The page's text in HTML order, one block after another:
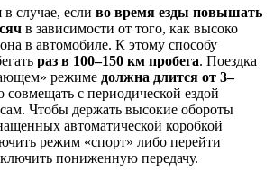
случае, если во время езды повышать
в зависимости от того, как высоко
в автомобиле. К этому способу
раз в 100–150 км пробега. Поездка
режиме должна длится от 3–
с периодической ездой
Чтобы держать высокие обороты
автоматической коробкой
режим «спорт» либо перейти
пониженную передачу.